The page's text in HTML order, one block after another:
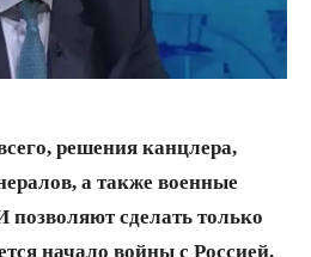
решения канцлера,
а также военные
сделать только
начало войны с Россией.